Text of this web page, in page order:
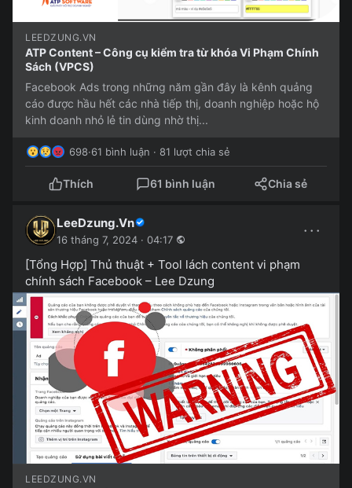
LEEDZUNG.VN
ATP Content – Công cụ kiểm tra từ khóa Vi Phạm Chính
Sách (VPCS)
Facebook Ads trong những năm gần đây là kênh quảng
cáo được hầu hết các nhà tiếp thị, doanh nghiệp hoặc hộ
kinh doanh nhỏ lẻ tin dùng nhờ thị...
698·61 bình luận · 81 lượt chia sẻ
Thích 61 bình luận Chia sẻ
LeeDzung.Vn
16 tháng 7, 2024 · 04:17 ···
[Tổng Hợp] Thủ thuật + Tool lách content vi phạm
chính sách Facebook – Lee Dzung
LEEDZUNG.VN